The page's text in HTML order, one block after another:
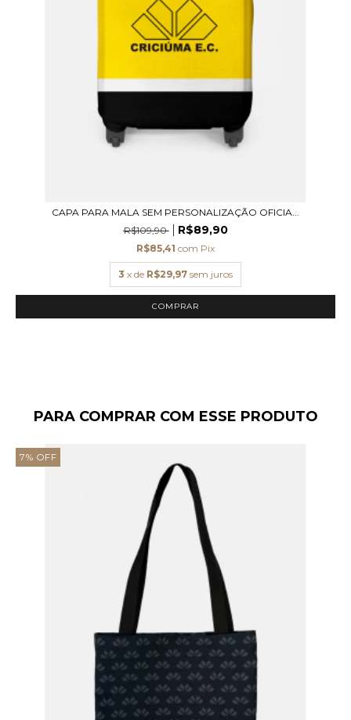
CAPA PARA MALA SEM PERSONALIZAÇÃO OFICIA...
R$109,90
R$89,90
R$85,41 com Pix
3 x de R$29,97 sem juros
COMPRAR
PARA COMPRAR COM ESSE PRODUTO
7% OFF